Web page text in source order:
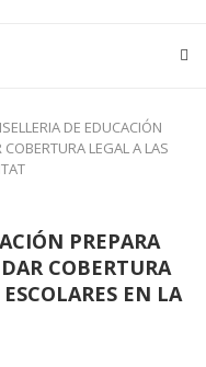
DE EDUCACIÓN
LEGAL A LAS
PREPARA
COBERTURA
EN LA